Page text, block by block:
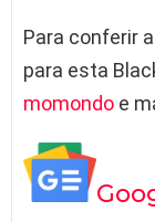
Para conferir
para esta
momondo e